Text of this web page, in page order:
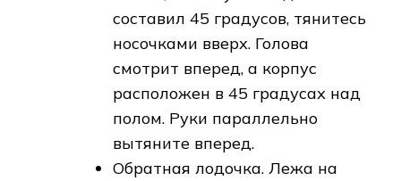
составил 45 градусов, тянитесь
носочками вверх. Голова
смотрит вперед, а корпус
расположен в 45 градусах над
полом. Руки параллельно
вытяните вперед.
Обратная лодочка. Лежа на